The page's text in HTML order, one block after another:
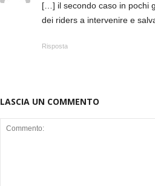
[…] il secondo caso in pochi
dei riders a intervenire e
Risposta
LASCIA UN COMMENTO